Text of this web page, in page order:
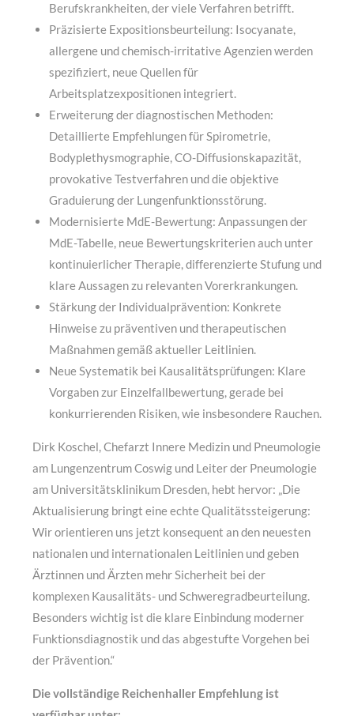
Berufskrankheiten, der viele Verfahren betrifft.
Präzisierte Expositionsbeurteilung: Isocyanate,
allergene und chemisch-irritative Agenzien werden
spezifiziert, neue Quellen für
Arbeitsplatzexpositionen integriert.
Erweiterung der diagnostischen Methoden:
Detaillierte Empfehlungen für Spirometrie,
Bodyplethysmographie, CO-Diffusionskapazität,
provokative Testverfahren und die objektive
Graduierung der Lungenfunktionsstörung.
Modernisierte MdE-Bewertung: Anpassungen der
MdE-Tabelle, neue Bewertungskriterien auch unter
kontinuierlicher Therapie, differenzierte Stufung und
klare Aussagen zu relevanten Vorerkrankungen.
Stärkung der Individualprävention: Konkrete
Hinweise zu präventiven und therapeutischen
Maßnahmen gemäß aktueller Leitlinien.
Neue Systematik bei Kausalitätsprüfungen: Klare
Vorgaben zur Einzelfallbewertung, gerade bei
konkurrierenden Risiken, wie insbesondere Rauchen.
Dirk Koschel, Chefarzt Innere Medizin und Pneumologie
am Lungenzentrum Coswig und Leiter der Pneumologie
am Universitätsklinikum Dresden, hebt hervor: „Die
Aktualisierung bringt eine echte Qualitätssteigerung:
Wir orientieren uns jetzt konsequent an den neuesten
nationalen und internationalen Leitlinien und geben
Ärztinnen und Ärzten mehr Sicherheit bei der
komplexen Kausalitäts- und Schweregradbeurteilung.
Besonders wichtig ist die klare Einbindung moderner
Funktionsdiagnostik und das abgestufte Vorgehen bei
der Prävention.“
Die vollständige Reichenhaller Empfehlung ist